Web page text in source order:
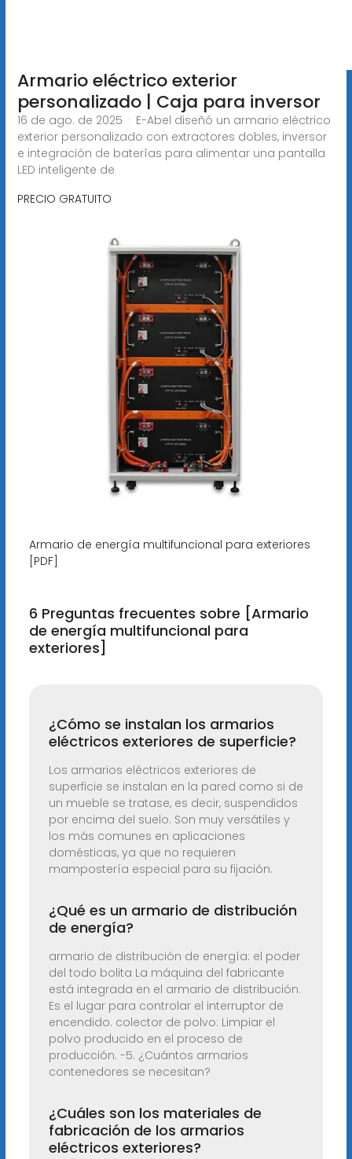
Armario eléctrico exterior
personalizado | Caja para inversor
16 de ago. de 2025 · E-Abel diseñó un armario eléctrico
exterior personalizado con extractores dobles, inversor
e integración de baterías para alimentar una pantalla
LED inteligente de
PRECIO GRATUITO
Armario de energía multifuncional para exteriores
[PDF]
6 Preguntas frecuentes sobre [Armario
de energía multifuncional para
exteriores]
¿Cómo se instalan los armarios
eléctricos exteriores de superficie?
Los armarios eléctricos exteriores de
superficie se instalan en la pared como si de
un mueble se tratase, es decir, suspendidos
por encima del suelo. Son muy versátiles y
los más comunes en aplicaciones
domésticas, ya que no requieren
mampostería especial para su fijación.
¿Qué es un armario de distribución
de energía?
armario de distribución de energía: el poder
del todo bolita La máquina del fabricante
está integrada en el armario de distribución.
Es el lugar para controlar el interruptor de
encendido. colector de polvo: Limpiar el
polvo producido en el proceso de
producción. -5. ¿Cuántos armarios
contenedores se necesitan?
¿Cuáles son los materiales de
fabricación de los armarios
eléctricos exteriores?